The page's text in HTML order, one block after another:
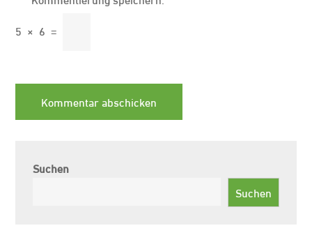
5 × 6 =
Suchen
Suchen